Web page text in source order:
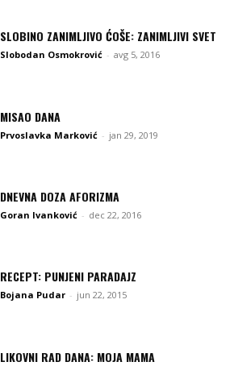
SLOBINO ZANIMLJIVO ĆOŠE: ZANIMLJIVI SVET
Slobodan Osmokrović - avg 5, 2016
MISAO DANA
Prvoslavka Marković - jan 29, 2019
DNEVNA DOZA AFORIZMA
Goran Ivanković - dec 22, 2016
RECEPT: PUNJENI PARADAJZ
Bojana Pudar - jun 22, 2015
LIKOVNI RAD DANA: MOJA MAMA